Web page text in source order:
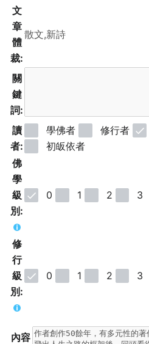
文
章
體
裁:
關
鍵
詞:
讀
者:
學佛者 修行者
初皈依者
佛
學
級
別:
0 1 2 3
修
行
級
別:
0 1 2 3
內容